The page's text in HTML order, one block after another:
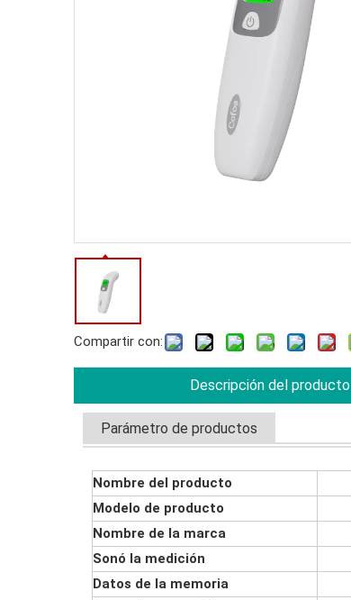
Compartir con:
Descripción del producto
Parámetro de productos
Nombre del producto
Modelo de producto
Nombre de la marca
Sonó la medición
Datos de la memoria